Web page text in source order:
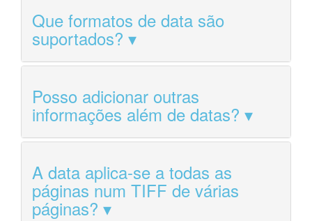
Que formatos de data são
suportados?
Posso adicionar outras
informações além de datas?
A data aplica-se a todas as
páginas num TIFF de várias
páginas?